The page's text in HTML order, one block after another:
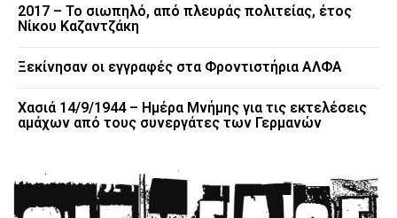
2017 – Το σιωπηλό, από πλευράς πολιτείας, έτος
Νίκου Καζαντζάκη
Ξεκίνησαν οι εγγραφές στα Φροντιστήρια ΑΛΦΑ
Χασιά 14/9/1944 – Ημέρα Μνήμης για τις εκτελέσεις
αμάχων από τους συνεργάτες των Γερμανών